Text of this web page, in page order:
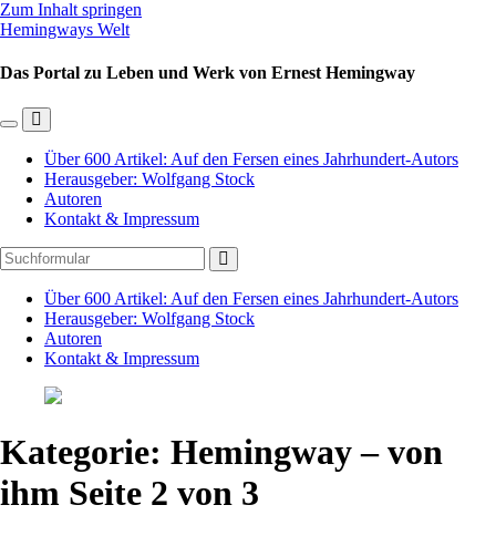
Zum Inhalt springen
Hemingways Welt
Das Portal zu Leben und Werk von Ernest Hemingway
Mobil-
umschalten
Suchfeld
umschalten
Über 600 Artikel: Auf den Fersen eines Jahrhundert-Autors
Herausgeber: Wolfgang Stock
Autoren
Kontakt & Impressum
Über 600 Artikel: Auf den Fersen eines Jahrhundert-Autors
Herausgeber: Wolfgang Stock
Autoren
Kontakt & Impressum
Kategorie: Hemingway – von
ihm Seite 2 von 3